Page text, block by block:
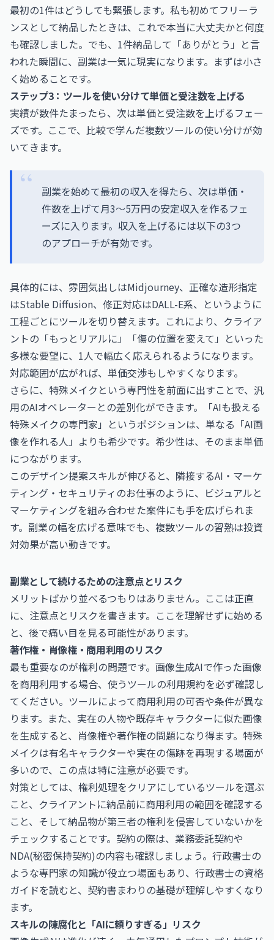
最初の1件はどうしても緊張します。私も初めてフリーラ
ンスとして納品したときは、これで本当に大丈夫かと何度
も確認しました。でも、1件納品して「ありがとう」と言
われた瞬間に、副業は一気に現実になります。まずは小さ
く始めることです。
ステップ3：ツールを使い分けて単価と受注数を上げる
実績が数件たまったら、次は単価と受注数を上げるフェー
ズです。ここで、比較で学んだ複数ツールの使い分けが効
いてきます。
副業を始めて最初の収入を得たら、次は単価・
件数を上げて月3〜5万円の安定収入を作るフェ
ーズに入ります。収入を上げるには以下の3つ
のアプローチが有効です。
具体的には、雰囲気出しはMidjourney、正確な造形指定
はStable Diffusion、修正対応はDALL-E系、というように
工程ごとにツールを切り替えます。これにより、クライア
ントの「もっとリアルに」「傷の位置を変えて」といった
多様な要望に、1人で幅広く応えられるようになります。
対応範囲が広がれば、単価交渉もしやすくなります。
さらに、特殊メイクという専門性を前面に出すことで、汎
用のAIオペレーターとの差別化ができます。「AIも扱える
特殊メイクの専門家」というポジションは、単なる「AI画
像を作れる人」よりも希少です。希少性は、そのまま単価
につながります。
このデザイン提案スキルが伸びると、隣接するAI・マーケ
ティング・セキュリティのお仕事のように、ビジュアルと
マーケティングを組み合わせた案件にも手を広げられま
す。副業の幅を広げる意味でも、複数ツールの習熟は投資
対効果が高い動きです。
副業として続けるための注意点とリスク
メリットばかり並べるつもりはありません。ここは正直
に、注意点とリスクを書きます。ここを理解せずに始める
と、後で痛い目を見る可能性があります。
著作権・肖像権・商用利用のリスク
最も重要なのが権利の問題です。画像生成AIで作った画像
を商用利用する場合、使うツールの利用規約を必ず確認し
てください。ツールによって商用利用の可否や条件が異な
ります。また、実在の人物や既存キャラクターに似た画像
を生成すると、肖像権や著作権の問題になり得ます。特殊
メイクは有名キャラクターや実在の傷跡を再現する場面が
多いので、この点は特に注意が必要です。
対策としては、権利処理をクリアにしているツールを選ぶ
こと、クライアントに納品前に商用利用の範囲を確認する
こと、そして納品物が第三者の権利を侵害していないかを
チェックすることです。契約の際は、業務委託契約や
NDA(秘密保持契約)の内容も確認しましょう。行政書士の
ような専門家の知識が役立つ場面もあり、 行政書士の資格
ガイドを読むと、契約書まわりの基礎が理解しやすくなり
ます。
スキルの陳腐化と「AIに頼りすぎる」リスク